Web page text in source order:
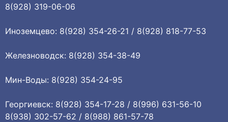
8(928) 319-06-06
Иноземцево: 8(928) 354-26-21 / 8(928) 818-77-53
Железноводск: 8(928) 354-38-49
Мин-Воды: 8(928) 354-24-95
Георгиевск: 8(928) 354-17-28 / 8(996) 631-56-10
8(938) 302-57-62 / 8(988) 861-57-78